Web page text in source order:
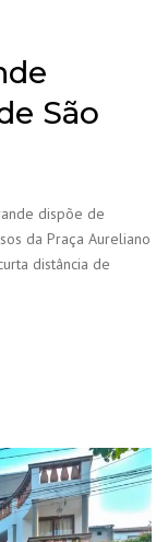
São
dispõe de
da Praça Aureliano
distância de